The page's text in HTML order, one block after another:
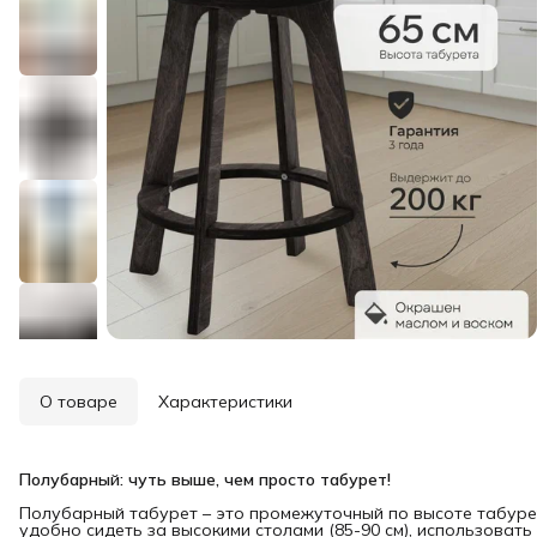
О товаре Характеристики
Полубарный: чуть выше, чем просто табурет!
Полубарный табурет – это промежуточный по высоте
удобно сидеть за высокими столами (85-90 см),